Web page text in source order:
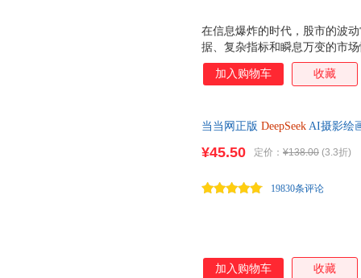
在信息爆炸的时代，股市的波
据、复杂指标和瞬息万变的市
在于，它将前沿的AI技术与投
你没有计算机或金融背景，也
渔 ，旨在培养普通投资者用数
加入购物车 收藏
当当网正版 DeepSeek AI摄影绘
¥45.50 定价： ¥138.00 (3.3折)
19830条评论
加入购物车 收藏